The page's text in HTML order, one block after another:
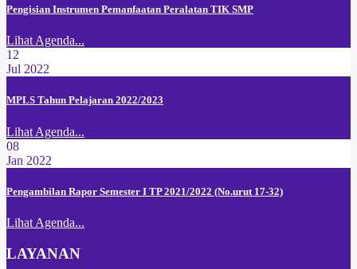
Pengisian Instrumen Pemanfaatan Peralatan TIK SMP
Lihat Agenda...
12
Jul 2022
MPLS Tahun Pelajaran 2022/2023
Lihat Agenda...
08
Jan 2022
Pengambilan Rapor Semester I TP 2021/2022 (No.urut 17-32)
Lihat Agenda...
LAYANAN